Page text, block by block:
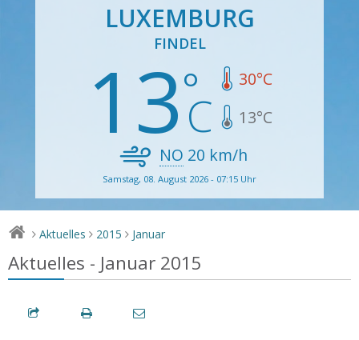
LUXEMBURG
FINDEL
13 30°C
13°C
NO 20 km/h
Samstag, 08. August 2026 - 07:15 Uhr
> Aktuelles > 2015 > Januar
Aktuelles - Januar 2015